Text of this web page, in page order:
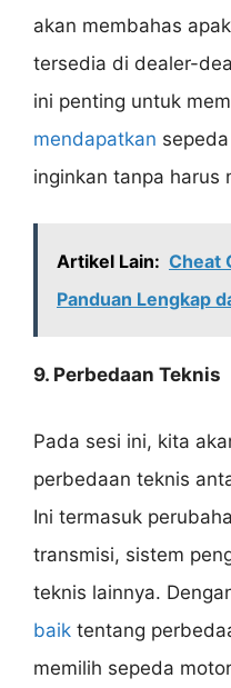
akan membahas
tersedia di dealer-
ini penting untuk
mendapatkan
inginkan tanpa harus
Artikel Lain: Cheat
Panduan Lengkap
9. Perbedaan Teknis
Pada sesi ini, kita
perbedaan teknis
Ini termasuk
transmisi, sistem
teknis lainnya.
baik tentang
memilih sepeda